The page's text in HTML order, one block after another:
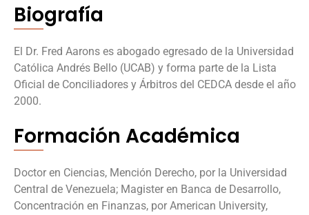
Biografía
El Dr. Fred Aarons es abogado egresado de la Universidad
Católica Andrés Bello (UCAB) y forma parte de la Lista
Oficial de Conciliadores y Árbitros del CEDCA desde el año
2000.
Formación Académica
Doctor en Ciencias, Mención Derecho, por la Universidad
Central de Venezuela; Magister en Banca de Desarrollo,
Concentración en Finanzas, por American University,